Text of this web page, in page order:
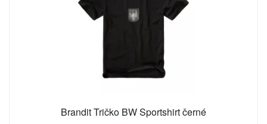
Brandit Tričko BW Sportshirt černé